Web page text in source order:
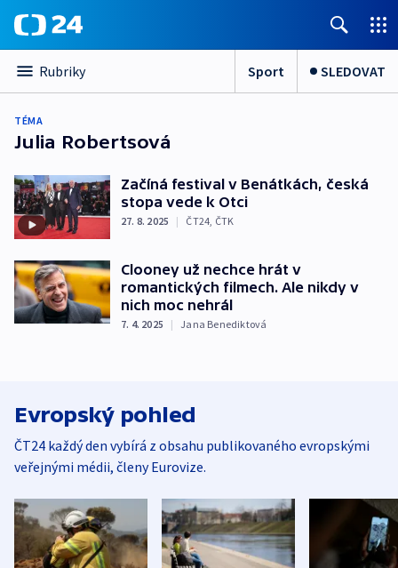
Rubriky Sport SLEDOVAT
TÉMA
Julia Robertsová
Začíná festival v Benátkách, česká
stopa vede k Otci
27. 8. 2025 | ČT24, ČTK
Clooney už nechce hrát v
romantických filmech. Ale nikdy v
nich moc nehrál
7. 4. 2025 | Jana Benediktová
Evropský pohled
ČT24 každý den vybírá z obsahu publikovaného evropskými
veřejnými médii, členy Eurovize.